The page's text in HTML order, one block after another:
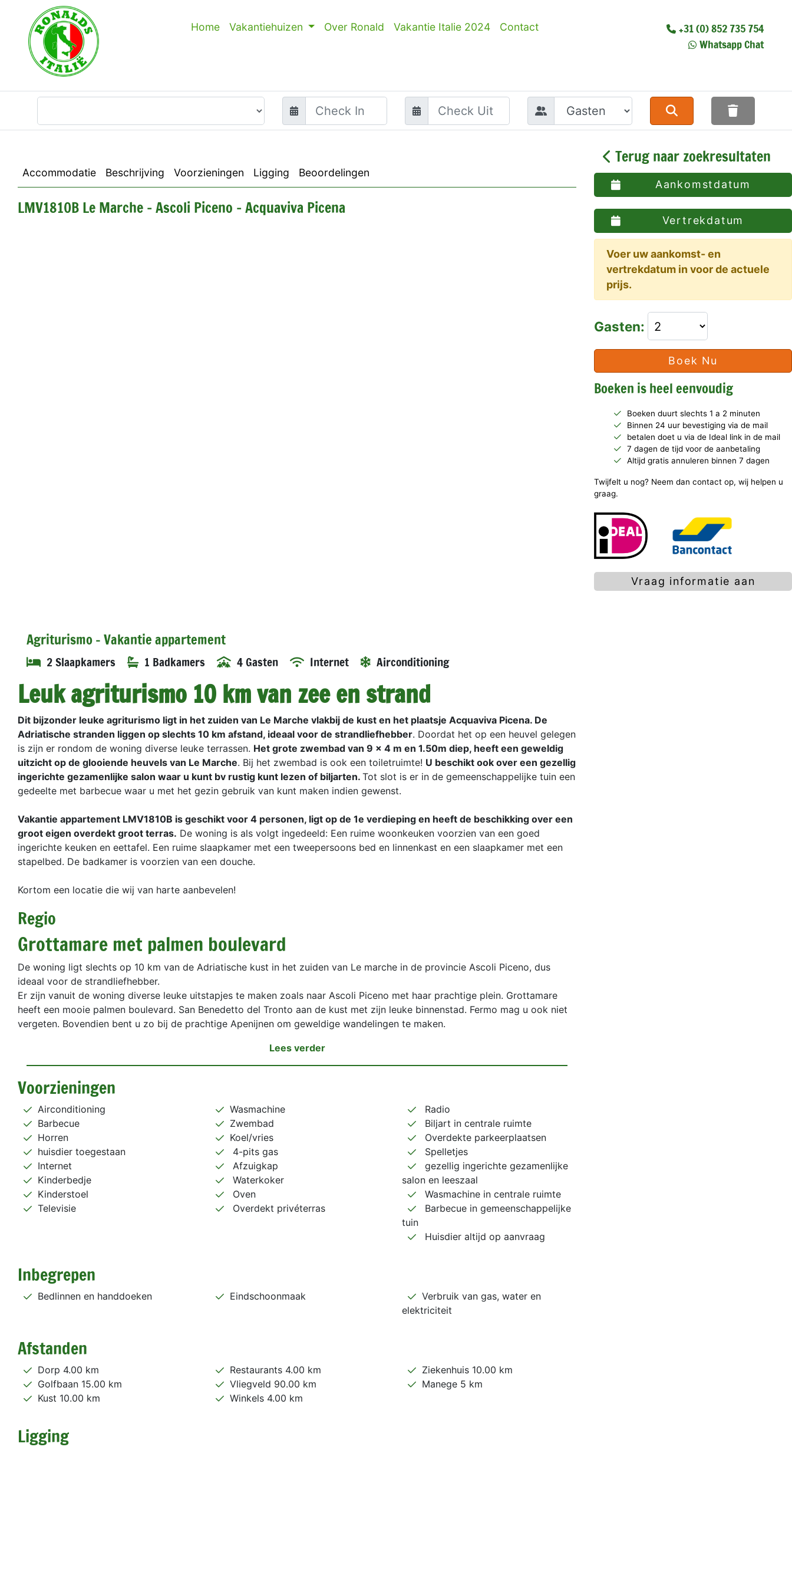
Home Vakantiehuizen Over Ronald Vakantie Italie 2024 Contact
+31 (0) 852 735 754
Whatsapp Chat
wilt u heen?
Accommodatie Beschrijving Voorzieningen Ligging Beoordelingen
LMV1810B Le Marche - Ascoli Piceno - Acquaviva Picena
Agriturismo - Vakantie appartement
2 Slaapkamers 1 Badkamers 4 Gasten Internet Airconditioning
Leuk agriturismo 10 km van zee en strand
Dit bijzonder leuke agriturismo ligt in het zuiden van Le Marche vlakbij de kust en het plaatsje Acquaviva Picena. De
Adriatische stranden liggen op slechts 10 km afstand, ideaal voor de strandliefhebber. Doordat het op een heuvel gelegen
is zijn er rondom de woning diverse leuke terrassen. Het grote zwembad van 9 x 4 m en 1.50m diep, heeft een geweldig
uitzicht op de glooiende heuvels van Le Marche. Bij het zwembad is ook een toiletruimte! U beschikt ook over een gezellig
ingerichte gezamenlijke salon waar u kunt bv rustig kunt lezen of biljarten. Tot slot is er in de gemeenschappelijke tuin een
gedeelte met barbecue waar u met het gezin gebruik van kunt maken indien gewenst.
Vakantie appartement LMV1810B is geschikt voor 4 personen, ligt op de 1e verdieping en heeft de beschikking over een
groot eigen overdekt groot terras. De woning is als volgt ingedeeld: Een ruime woonkeuken voorzien van een goed
ingerichte keuken en eettafel. Een ruime slaapkamer met een tweepersoons bed en linnenkast en een slaapkamer met een
stapelbed. De badkamer is voorzien van een douche.
Kortom een locatie die wij van harte aanbevelen!
Regio
Grottamare met palmen boulevard
De woning ligt slechts op 10 km van de Adriatische kust in het zuiden van Le marche in de provincie Ascoli Piceno, dus
ideaal voor de strandliefhebber.
Er zijn vanuit de woning diverse leuke uitstapjes te maken zoals naar Ascoli Piceno met haar prachtige plein. Grottamare
heeft een mooie palmen boulevard. San Benedetto del Tronto aan de kust met zijn leuke binnenstad. Fermo mag u ook niet
vergeten. Bovendien bent u zo bij de prachtige Apenijnen om geweldige wandelingen te maken.
Lees verder
Voorzieningen
Airconditioning
Barbecue
Horren
huisdier toegestaan
Internet
Kinderbedje
Kinderstoel
Televisie
Wasmachine
Zwembad
Koel/vries
4-pits gas
Afzuigkap
Waterkoker
Oven
Overdekt privéterras
Radio
Biljart in centrale ruimte
Overdekte parkeerplaatsen
Spelletjes
gezellig ingerichte gezamenlijke
salon en leeszaal
Wasmachine in centrale ruimte
Barbecue in gemeenschappelijke
tuin
Huisdier altijd op aanvraag
Inbegrepen
Bedlinnen en handdoeken Eindschoonmaak
Verbruik van gas, water en
elektriciteit
Afstanden
Dorp 4.00 km
Golfbaan 15.00 km
Kust 10.00 km
Restaurants 4.00 km
Vliegveld 90.00 km
Winkels 4.00 km
Ziekenhuis 10.00 km
Manege 5 km
Ligging
Terug naar zoekresultaten
Aankomstdatum
Vertrekdatum
Voer uw aankomst- en
vertrekdatum in voor de actuele
prijs.
Gasten:
Boek Nu
Boeken is heel eenvoudig
Boeken duurt slechts 1 a 2 minuten
Binnen 24 uur bevestiging via de mail
betalen doet u via de Ideal link in de mail
7 dagen de tijd voor de aanbetaling
Altijd gratis annuleren binnen 7 dagen
Twijfelt u nog? Neem dan contact op, wij helpen u
graag.
Vraag informatie aan